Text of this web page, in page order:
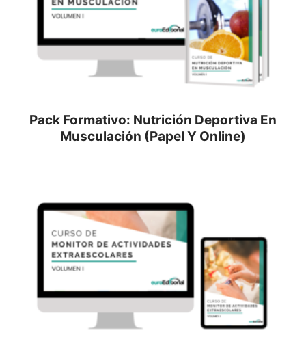
Pack Formativo: Nutrición Deportiva En
Musculación (Papel Y Online)